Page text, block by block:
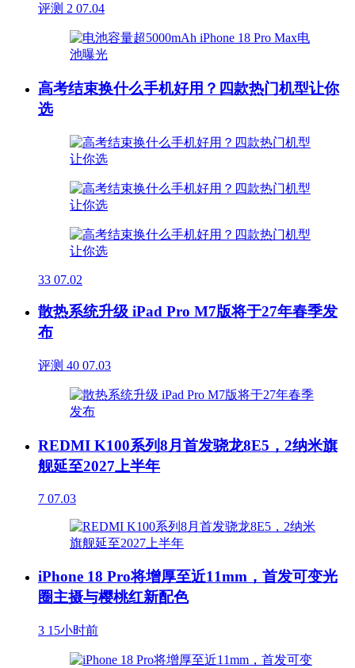
评测 2 07.04
高考结束换什么手机好用？四款热门机型让你
选
33 07.02
散热系统升级 iPad Pro M7版将于27年春季发
布
评测 40 07.03
REDMI K100系列8月首发骁龙8E5，2纳米旗
舰延至2027上半年
7 07.03
iPhone 18 Pro将增厚至近11mm，首发可变光
圈主摄与樱桃红新配色
3 15小时前